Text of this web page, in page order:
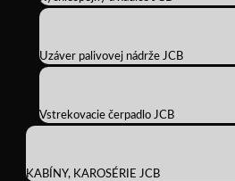
Uzáver palivovej nádrže JCB
Vstrekovacie čerpadlo JCB
KABÍNY, KAROSÉRIE JCB